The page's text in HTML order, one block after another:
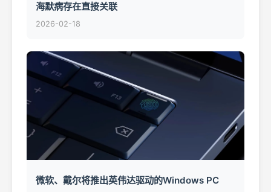
海默病存在直接关联
2026-02-18
微软、戴尔将推出英伟达驱动的Windows PC